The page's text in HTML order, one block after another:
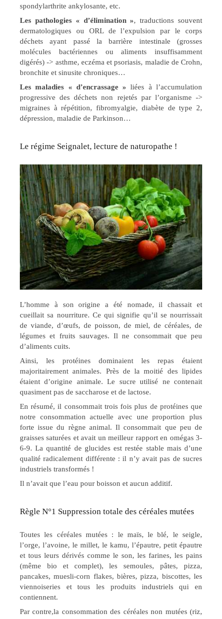
spondylarthrite ankylosante, etc.
Les pathologies « d’élimination », traductions souvent
dermatologiques ou ORL de l’expulsion par le corps
déchets ayant passé la barrière intestinale (grosses
molécules bactériennes ou aliments insuffisamment
digérés) -> asthme, eczéma et psoriasis, maladie de Crohn,
bronchite et sinusite chroniques…
Les maladies « d’encrassage » liées à l’accumulation
progressive des déchets non rejetés par l’organisme ->
migraines à répétition, fibromyalgie, diabète de type 2,
dépression, maladie de Parkinson…
Le régime Seignalet, lecture de naturopathe !
L’homme à son origine a été nomade, il chassait et
cueillait sa nourriture. Ce qui signifie qu’il se nourrissait
de viande, d’œufs, de poisson, de miel, de céréales, de
légumes et fruits sauvages. Il ne consommait que peu
d’aliments cuits.
Ainsi, les protéines dominaient les repas étaient
majoritairement animales. Près de la moitié des lipides
étaient d’origine animale. Le sucre utilisé ne contenait
quasiment pas de saccharose et de lactose.
En résumé, il consommait trois fois plus de protéines que
notre consommation actuelle avec une proportion plus
forte issue du règne animal. Il consommait que peu de
graisses saturées et avait un meilleur rapport en omégas 3-
6-9. La quantité de glucides est restée stable mais d’une
qualité radicalement différente : il n’y avait pas de sucres
industriels transformés !
Il n’avait que l’eau pour boisson et aucun additif.
Règle N°1 Suppression totale des céréales mutées
Toutes les céréales mutées : le maïs, le blé, le seigle,
l’orge, l’avoine, le millet, le kamu, l’épautre, petit épautre
et tous leurs dérivés comme le son, les farines, les pains
(même bio et complet), les semoules, pâtes, pizza,
pancakes, muesli-corn flakes, bières, pizza, biscottes, les
viennoiseries et tous les produits industriels qui en
contiennent.
Par contre,la consommation des céréales non mutées (riz,